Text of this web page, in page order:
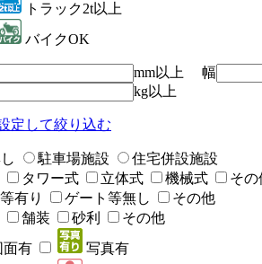
トラック2t以上
バイクOK
mm以上 幅
kg以上
定して絞り込む
駐車場施設
住宅併設施設
タワー式 立体式 機械式
その
有り ゲート等無し
その他
舗装 砂利
その他
面有
写真有